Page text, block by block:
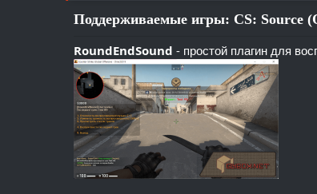
n
a
t
e
Поддерживаемые игры: CS: Source
RoundEndSound - простой плагин для